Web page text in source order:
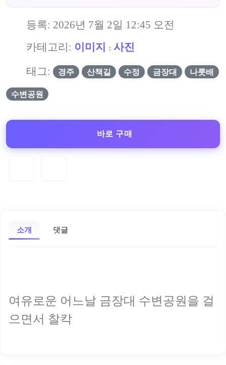
등록: 2026년 7월 2일 12:45 오전
카테고리: 이미지 사진
태그: 경주 산책길 수정 금장대 나룻배
수변공원
바로 구매
소개 댓글
여유로운 어느날 금장대 수변공원을 걸
으면서 찰칵